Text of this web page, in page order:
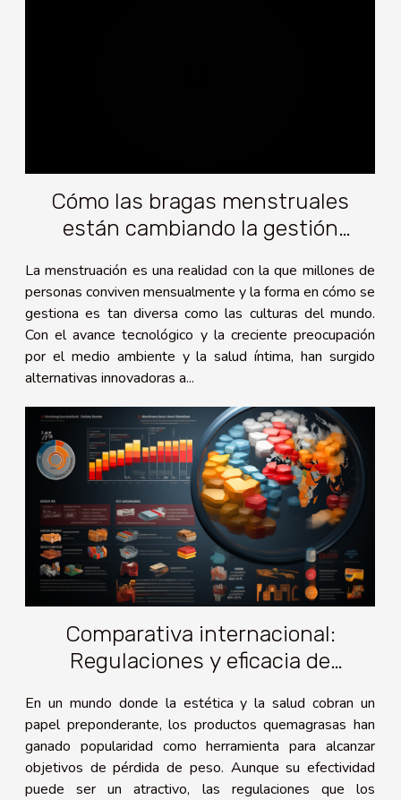
Cómo las bragas menstruales
están cambiando la gestión
La menstruación es una realidad con la que millones de
personas conviven mensualmente y la forma en cómo se
gestiona es tan diversa como las culturas del mundo.
Con el avance tecnológico y la creciente preocupación
por el medio ambiente y la salud íntima, han surgido
alternativas innovadoras a...
Comparativa internacional:
Regulaciones y eficacia de
En un mundo donde la estética y la salud cobran un
papel preponderante, los productos quemagrasas han
ganado popularidad como herramienta para alcanzar
objetivos de pérdida de peso. Aunque su efectividad
puede ser un atractivo, las regulaciones que los